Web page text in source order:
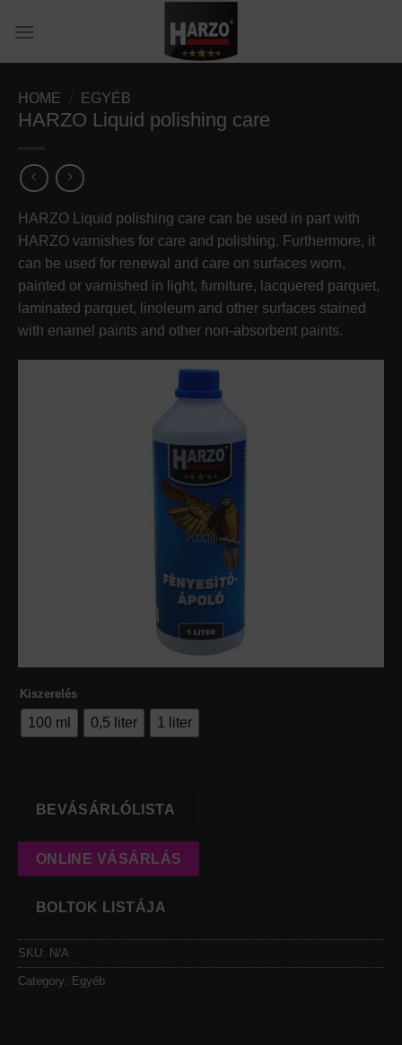
HOME EGYÉB
HARZO Liquid polishing care
HARZO Liquid polishing care can be used in part with
HARZO varnishes for care and polishing. Furthermore, it
can be used for renewal and care on surfaces worn,
painted or varnished in light, furniture, lacquered parquet,
laminated parquet, linoleum and other surfaces stained
with enamel paints and other non-absorbent paints.
Kiszerelés
100 ml 0,5 liter 1 liter
BEVÁSÁRLÓLISTA
ONLINE VÁSÁRLÁS
BOLTOK LISTÁJA
SKU: N/A
Category: Egyéb